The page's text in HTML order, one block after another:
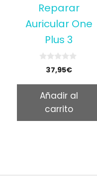
Reparar
Auricular One
Plus 3
o
f
37,95€
Añadir al
carrito